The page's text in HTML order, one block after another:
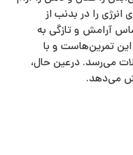
را در بدنب از
آرامش و تازگی به‌
تمرین‌هاست و با
می‌رسد. درعین حال،
می‌دهد.